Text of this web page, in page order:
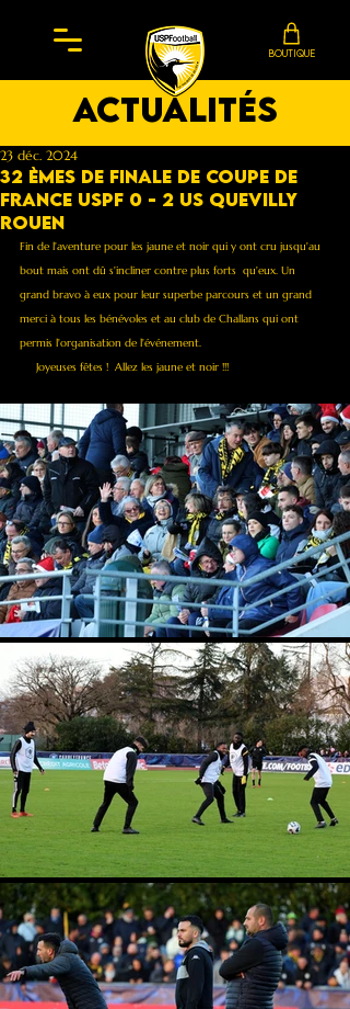
BOUTIQUE
actualités
32 èmes de finale de Coupe de
France Uspf 0 - 2 Us Quevilly
Rouen
23 déc. 2024
Fin de l'aventure pour les jaune et noir qui y ont cru jusqu'au
bout mais ont dû s'incliner contre plus forts  qu'eux. Un
grand bravo à eux pour leur superbe parcours et un grand
merci à tous les bénévoles et au club de Challans qui ont
permis l'organisation de l'événement.
     Joyeuses fêtes !  Allez les jaune et noir !!!